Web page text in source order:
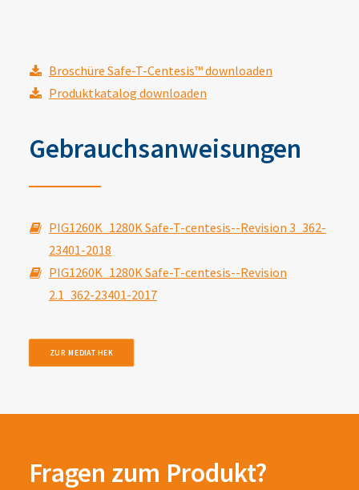
Broschüre Safe-T-Centesis™ downloaden
Produktkatalog downloaden
Gebrauchsanweisungen
PIG1260K_1280K Safe-T-centesis--Revision 3_362-
23401-2018
PIG1260K_1280K Safe-T-centesis--Revision
2.1_362-23401-2017
ZUR MEDIATHEK
Fragen zum Produkt?